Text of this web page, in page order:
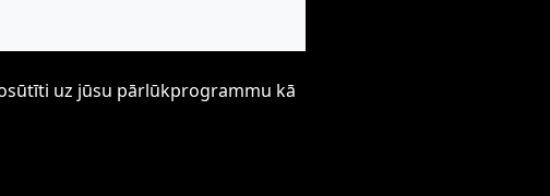
uz jūsu pārlūkprogrammu kā